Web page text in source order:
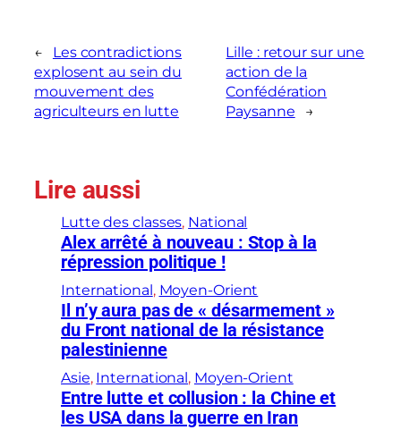
←
Les contradictions
explosent au sein du
mouvement des
agriculteurs en lutte
Lille : retour sur une
action de la
Confédération
Paysanne
→
Lire aussi
Lutte des classes, National
Alex arrêté à nouveau : Stop à la
répression politique !
International , Moyen-Orient
Il n’y aura pas de « désarmement »
du Front national de la résistance
palestinienne
Asie, International , Moyen-Orient
Entre lutte et collusion : la Chine et
les USA dans la guerre en Iran